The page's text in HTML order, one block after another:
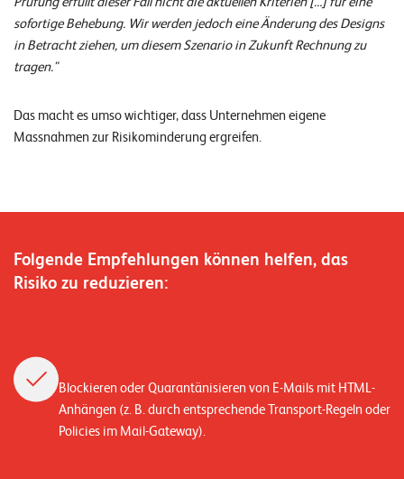
sofortige Behebung. Wir werden jedoch eine Änderung des Designs
in Betracht ziehen, um diesem Szenario in Zukunft Rechnung zu
tragen."
Das macht es umso wichtiger, dass Unternehmen eigene
Massnahmen zur Risikominderung ergreifen.
Folgende Empfehlungen können helfen, das
Risiko zu reduzieren:
Blockieren oder Quarantänisieren von E-Mails mit HTML-
Anhängen (z. B. durch entsprechende Transport-Regeln oder
Policies im Mail-Gateway).